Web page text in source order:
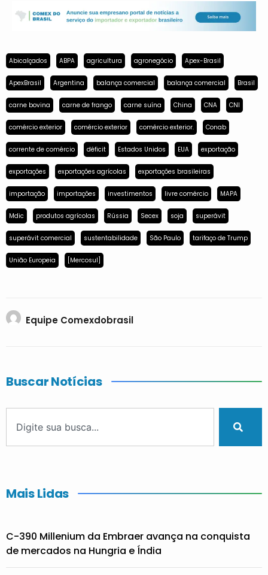
Abicalçados ABPA agricultura agronegócio Apex-Brasil
ApexBrasil Argentina balança comercial balança comercial Brasil
carne bovina carne de frango carne suína China CNA CNI
comércio exterior comércio exterior comércio exterior. Conab
corrente de comércio déficit Estados Unidos EUA exportação
exportações exportações agrícolas exportações brasileiras
importação importações investimentos livre comércio MAPA
Mdic produtos agrícolas Rússia Secex soja superávit
superávit comercial sustentabilidade São Paulo tarifaço de Trump
União Europeia [Mercosul]
Equipe Comexdobrasil
Buscar Notícias
Mais Lidas
C-390 Millenium da Embraer avança na conquista
de mercados na Hungria e Índia